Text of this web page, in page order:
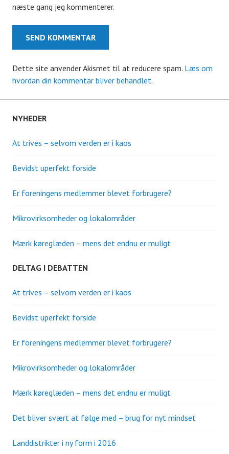
næste gang jeg kommenterer.
Dette site anvender Akismet til at reducere spam. Læs om
hvordan din kommentar bliver behandlet.
NYHEDER
At trives – selvom verden er i kaos
Bevidst uperfekt forside
Er foreningens medlemmer blevet forbrugere?
Mikrovirksomheder og lokalområder
Mærk køreglæden – mens det endnu er muligt
DELTAG I DEBATTEN
At trives – selvom verden er i kaos
Bevidst uperfekt forside
Er foreningens medlemmer blevet forbrugere?
Mikrovirksomheder og lokalområder
Mærk køreglæden – mens det endnu er muligt
Det bliver svært at følge med – brug for nyt mindset
Landdistrikter i ny form i 2016